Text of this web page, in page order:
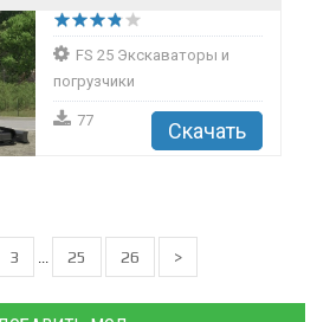
FS 25 Экскаваторы и
погрузчики
77 Скачать
3 ... 25 26 >